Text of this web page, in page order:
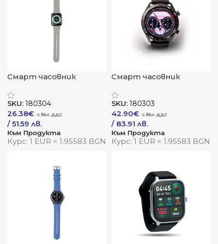
Смарт часовник
SKU: 180304
26.38€
/ 51.59 лв.
Към Продукта
Курс: 1 EUR = 1.95583 BGN
Смарт часовник
SKU: 180303
42.90€
/ 83.91 лв.
Към Продукта
Курс: 1 EUR = 1.95583 BGN